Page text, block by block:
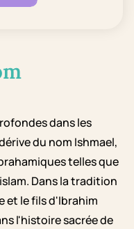
dans les
du nom Ishmael,
telles que
Dans la tradition
et le fils d'Ibrahim
l'histoire sacrée de